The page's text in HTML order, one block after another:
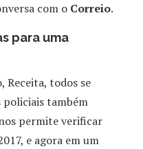
com o Correio.
para uma
Receita, todos se
policiais também
permite verificar
e agora em um